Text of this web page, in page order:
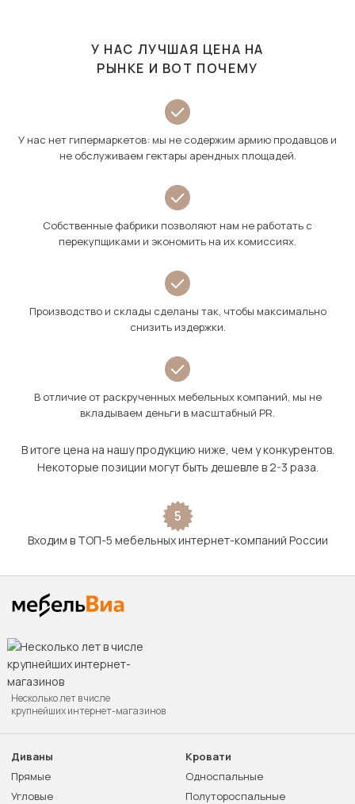
У НАС ЛУЧШАЯ ЦЕНА НА
РЫНКЕ И ВОТ ПОЧЕМУ
У нас нет гипермаркетов: мы не содержим армию продавцов и
не обслуживаем гектары арендных площадей.
Собственные фабрики позволяют нам не работать с
перекупщиками и экономить на их комиссиях.
Производство и склады сделаны так, чтобы максимально
снизить издержки.
В отличие от раскрученных мебельных компаний, мы не
вкладываем деньги в масштабный PR.
В итоге цена на нашу продукцию ниже, чем у конкурентов.
Некоторые позиции могут быть дешевле в 2-3 раза.
5
Входим в ТОП-5 мебельных интернет-компаний России
Несколько лет в числе
крупнейших интернет-магазинов
Диваны
Прямые
Угловые
Кровати
Односпальные
Полутороспальные